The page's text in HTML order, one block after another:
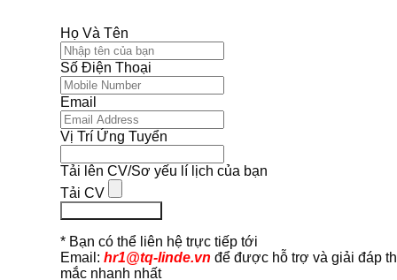
Họ Và Tên
Số Điện Thoại
Email
Vị Trí Ứng Tuyển
Tải lên CV/Sơ yếu lí lịch của bạn
Tải CV
* Bạn có thể liên hệ trực tiếp tới
Email: hr1@tq-linde.vn để được hỗ trợ và giải đáp
mắc nhanh nhất